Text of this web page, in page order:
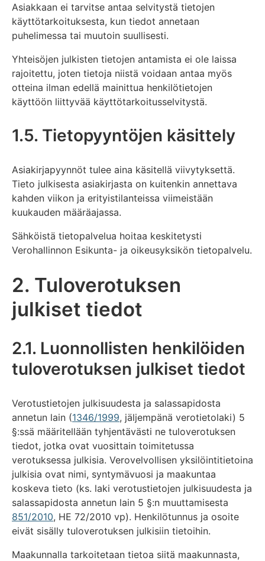
Asiakkaan ei tarvitse antaa selvitystä tietojen
käyttötarkoituksesta, kun tiedot annetaan
puhelimessa tai muutoin suullisesti.
Yhteisöjen julkisten tietojen antamista ei ole laissa
rajoitettu, joten tietoja niistä voidaan antaa myös
otteina ilman edellä mainittua henkilötietojen
käyttöön liittyvää käyttötarkoitusselvitystä.
1.5. Tietopyyntöjen käsittely
Asiakirjapyynnöt tulee aina käsitellä viivytyksettä.
Tieto julkisesta asiakirjasta on kuitenkin annettava
kahden viikon ja erityistilanteissa viimeistään
kuukauden määräajassa.
Sähköistä tietopalvelua hoitaa keskitetysti
Verohallinnon Esikunta- ja oikeusyksikön tietopalvelu.
2. Tuloverotuksen
julkiset tiedot
2.1. Luonnollisten henkilöiden
tuloverotuksen julkiset tiedot
Verotustietojen julkisuudesta ja salassapidosta
annetun lain (1346/1999, jäljempänä verotietolaki) 5
§:ssä määritellään tyhjentävästi ne tuloverotuksen
tiedot, jotka ovat vuosittain toimitetussa
verotuksessa julkisia. Verovelvollisen yksilöintitietoina
julkisia ovat nimi, syntymävuosi ja maakuntaa
koskeva tieto (ks. laki verotustietojen julkisuudesta ja
salassapidosta annetun lain 5 §:n muuttamisesta
851/2010, HE 72/2010 vp). Henkilötunnus ja osoite
eivät sisälly tuloverotuksen julkisiin tietoihin.
Maakunnalla tarkoitetaan tietoa siitä maakunnasta,